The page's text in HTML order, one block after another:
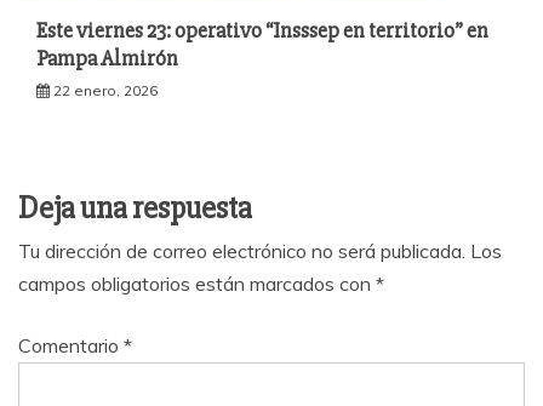
Este viernes 23: operativo “Insssep en territorio” en
Pampa Almirón
22 enero, 2026
Deja una respuesta
Tu dirección de correo electrónico no será publicada. Los
campos obligatorios están marcados con *
Comentario *